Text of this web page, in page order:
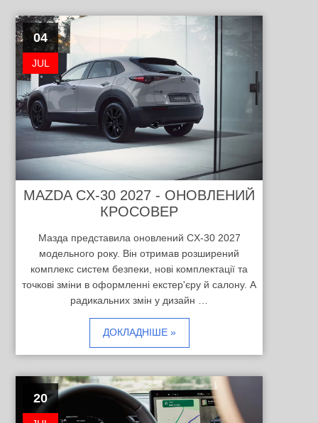
04
JUL
MAZDA CX-30 2027 - ОНОВЛЕНИЙ
КРОСОВЕР
Мазда представила оновлений CX-30 2027
модельного року. Він отримав розширений
комплекс систем безпеки, нові комплектації та
точкові зміни в оформленні екстер'єру й салону. А
радикальних змін у дизайн …
ДОКЛАДНІШЕ »
20